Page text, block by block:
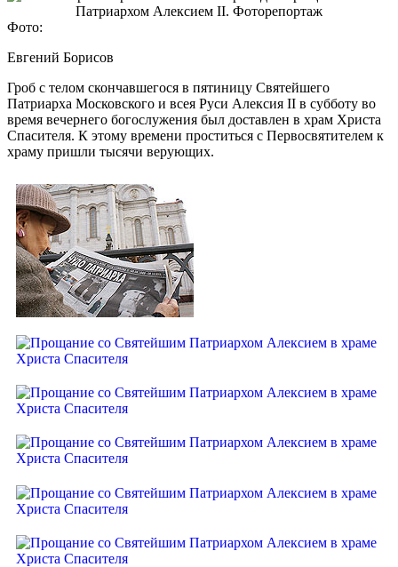
Фото:
Евгений Борисов
Гроб с телом скончавшегося в пятиницу Святейшего
Патриарха Московского и всея Руси Алексия II в субботу во
время вечернего богослужения был доставлен в храм Христа
Спасителя. К этому времени проститься с Первосвятителем к
храму пришли тысячи верующих.